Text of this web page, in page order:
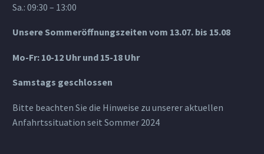
Sa.: 09:30 – 13:00
Unsere Sommeröffnungszeiten vom 13.07. bis 15.08
Mo-Fr: 10-12 Uhr und 15-18 Uhr
Samstags geschlossen
Bitte beachten Sie die Hinweise zu unserer aktuellen
Anfahrtssituation seit Sommer 2024